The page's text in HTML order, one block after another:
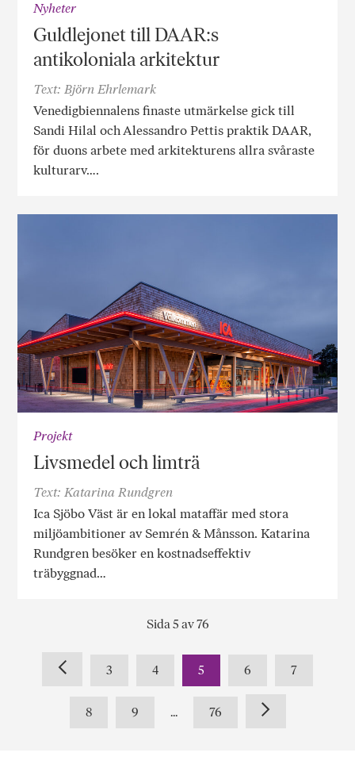
Nyheter
Guldlejonet till DAAR:s
antikoloniala arkitektur
Text: Björn Ehrlemark
Venedigbiennalens finaste utmärkelse gick till
Sandi Hilal och Alessandro Pettis praktik DAAR,
för duons arbete med arkitekturens allra svåraste
kulturarv….
Projekt
Livsmedel och limträ
Text: Katarina Rundgren
Ica Sjöbo Väst är en lokal mataffär med stora
miljöambitioner av Semrén & Månsson. Katarina
Rundgren besöker en kostnadseffektiv
träbyggnad…
Sida 5 av 76
3 4 5 6 7
8 9 ... 76